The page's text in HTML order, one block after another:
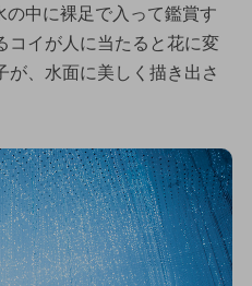
の中に裸足で入って鑑賞す
コイが人に当たると花に変
が、水面に美しく描き出さ